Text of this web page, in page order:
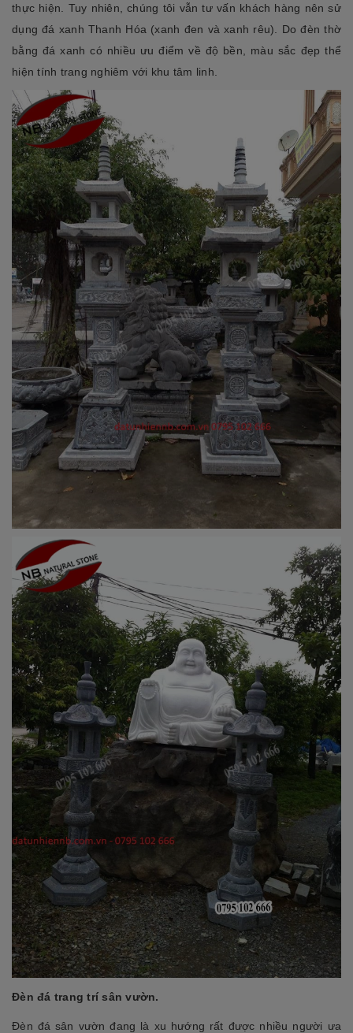
thực hiện. Tuy nhiên, chúng tôi vẫn tư vấn khách hàng nên sử
dụng đá xanh Thanh Hóa (xanh đen và xanh rêu). Do đèn thờ
bằng đá xanh có nhiều ưu điểm về độ bền, màu sắc đẹp thể
hiện tính trang nghiêm với khu tâm linh.
Đèn đá trang trí sân vườn.
Đèn đá sân vườn đang là xu hướng rất được nhiều người ưa